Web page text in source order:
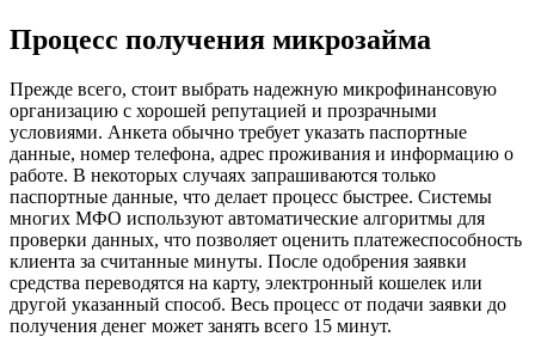
Процесс получения микрозайма
Прежде всего, стоит выбрать надежную микрофинансовую
организацию с хорошей репутацией и прозрачными
условиями. Анкета обычно требует указать паспортные
данные, номер телефона, адрес проживания и информацию о
работе. В некоторых случаях запрашиваются только
паспортные данные, что делает процесс быстрее. Системы
многих МФО используют автоматические алгоритмы для
проверки данных, что позволяет оценить платежеспособность
клиента за считанные минуты. После одобрения заявки
средства переводятся на карту, электронный кошелек или
другой указанный способ. Весь процесс от подачи заявки до
получения денег может занять всего 15 минут.